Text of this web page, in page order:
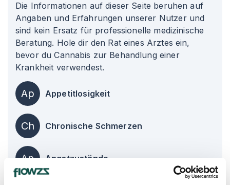
Die Informationen auf dieser Seite beruhen auf
Angaben und Erfahrungen unserer Nutzer und
sind kein Ersatz für professionelle medizinische
Beratung. Hole dir den Rat eines Arztes ein,
bevor du Cannabis zur Behandlung einer
Krankheit verwendest.
Ap Appetitlosigkeit
Ch Chronische Schmerzen
An Angstzustände